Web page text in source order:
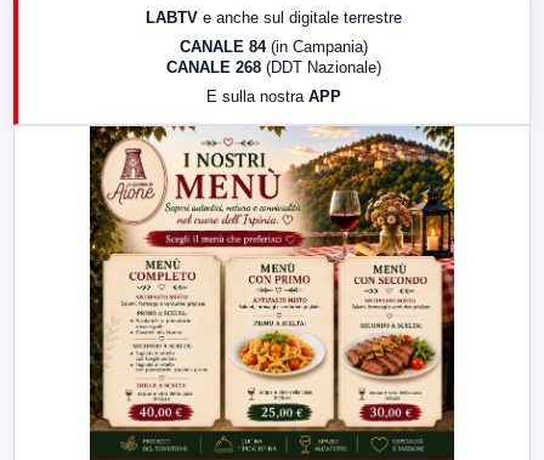
LabNews (replica)
LABTV e anche sul digitale terrestre
CANALE 84 (in Campania)
CANALE 268 (DDT Nazionale)
E sulla nostra APP